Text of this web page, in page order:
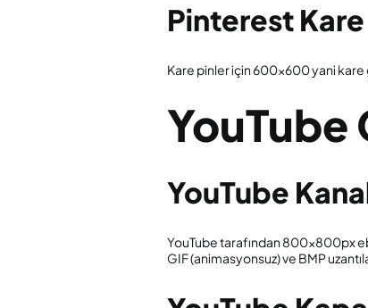
Pinterest
Kare pinler için 600×600 yani
YouTube
YouTube
YouTube tarafından 800x800px
GIF (animasyonsuz) ve BMP